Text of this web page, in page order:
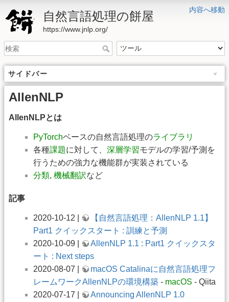
内容へ移動
自然言語処理の餅屋
https://www.jnlp.org/
サイドバー
AllenNLP
AllenNLPとは
PyTorchベースの自然言語処理のライブラリ
各種課題に対して、 深層学習モデルの学習/予測を
行うための強力な機能群が実装されている
分類, 機械翻訳など
記事
2020-10-12 |
【自然言語処理：AllenNLP 1.1】
Part1 クイックスタート : 訓練と予測
2020-10-09 |
AllenNLP 1.1 : Part1 クイックスタ
ート : Next steps
2020-08-07 |
macOS Catalinaに自然言語処理フ
レームワークAllenNLPの環境構築 - macOS - Qiita
2020-07-17 |
Announcing AllenNLP 1.0